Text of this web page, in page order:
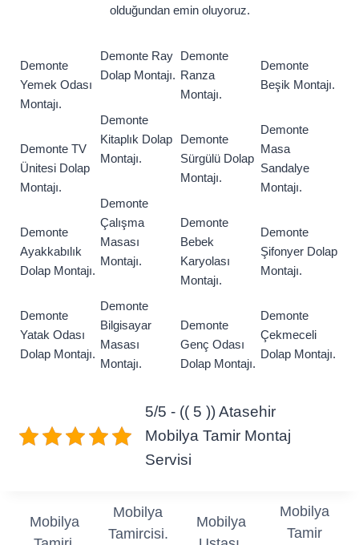
olduğundan emin oluyoruz.
Demonte
Yemek Odası
Montajı.
Demonte TV
Ünitesi Dolap
Montajı.
Demonte
Ayakkabılık
Dolap Montajı.
Demonte
Yatak Odası
Dolap Montajı.
Demonte Ray
Dolap Montajı.
Demonte
Kitaplık Dolap
Montajı.
Demonte
Çalışma
Masası
Montajı.
Demonte
Bilgisayar
Masası
Montajı.
Demonte
Ranza
Montajı.
Demonte
Sürgülü Dolap
Montajı.
Demonte
Bebek
Karyolası
Montajı.
Demonte
Genç Odası
Dolap Montajı.
Demonte
Beşik Montajı.
Demonte
Masa
Sandalye
Montajı.
Demonte
Şifonyer Dolap
Montajı.
Demonte
Çekmeceli
Dolap Montajı.
5/5 - (( 5 )) Atasehir
Mobilya Tamir Montaj
Servisi
Mobilya
Mobilya
Tamircisi.
Mobilya
Mobilya
Tamir